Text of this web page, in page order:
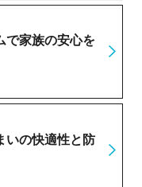
で家族の安心を
いの快適性と防